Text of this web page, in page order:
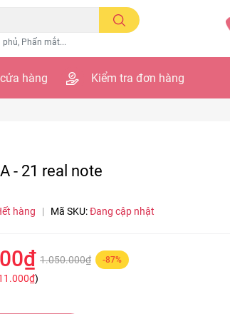
phủ, Phấn mắt...
hàng Kiểm tra đơn hàng
- 21 real note
hàng | Mã SKU:Đang cập nhật
1.050.000₫ -87%
)